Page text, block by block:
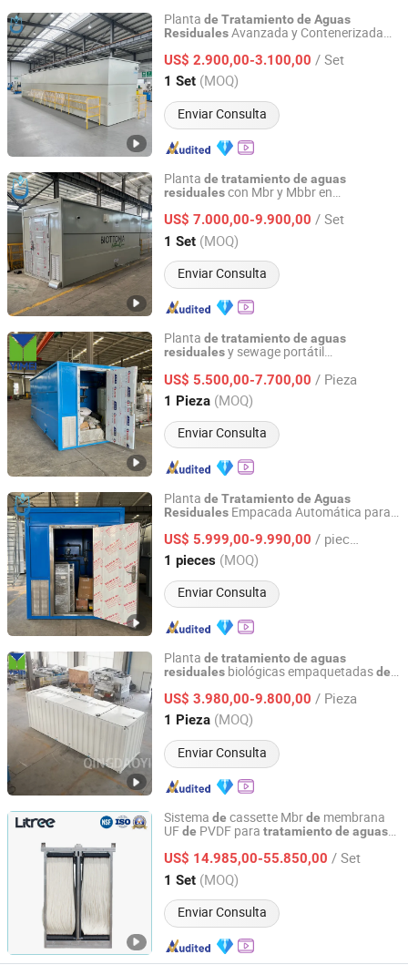
Planta de Tratamientode Aguas
ResidualesAvanzada y Contenerizada
US$ 2.900,00-3.100,00 / Set
1 Set (MOQ)
Enviar Consulta
Qingdao Dongmao Environmental Protection Equipment
Co., Ltd.
Shandong, China Desde 2025
Planta de tratamientode aguas
residualescon Mbr y Mbbr en
para restaurantes, hoteles y baños
domésticos
US$ 7.000,00-9.900,00 / Set
1 Set (MOQ)
Enviar Consulta
Qingdao Dongmao Environmental Protection Equipment
Co., Ltd.
Shandong, China Desde 2025
Planta de tratamientode aguas
residualesy sewage portátil
MBBR/MBR para lavadodeplástico
industrial, mata
ros, lixiviado
vertederos y doméstico
US$ 5.500,00-7.700,00 / Pieza
1 Pieza (MOQ)
Enviar Consulta
Qingdao Yimei Environment Project Co., Ltd.
Shandong, China Desde 2018
Planta de Tratamientode Aguas
Residuales Empacada Automática para
deAvesdeCorral y Ganado) Control PLC
30-150m³/D Caudal
US$ 5.999,00-9.990,00 / pieces
1 pieces (MOQ)
Enviar Consulta
Qingdao Dongmao Environmental Protection Equipment
Co., Ltd.
Shandong, China Desde 2025
Planta de tratamientode aguas
residuales biológicas empaquetadasde
residuos industriales, MBR, MBBR
US$ 3.980,00-9.800,00 / Pieza
1 Pieza (MOQ)
Enviar Consulta
Qingdao Yimei Environment Project Co., Ltd.
Shandong, China Desde 2018
Sistema de cassette Mbrde membrana
UFde PVDF para tratamientode aguas
US$ 14.985,00-55.850,00 / Set
1 Set (MOQ)
Enviar Consulta
Hainan Litree Purifying Technology Co., Ltd.
Hainan, China Desde 2007